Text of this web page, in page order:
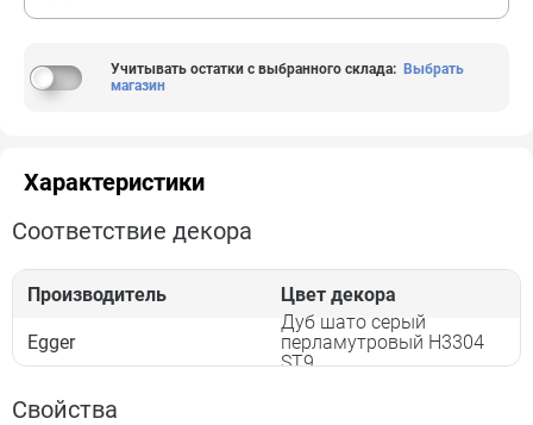
Учитывать остатки с выбранного склада: Выбрать
магазин
Характеристики
Соответствие декора
Производитель Цвет декора
Egger
Дуб шато серый
перламутровый H3304
ST9
Свойства